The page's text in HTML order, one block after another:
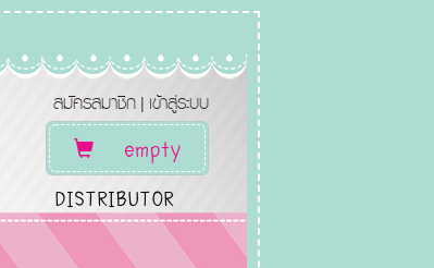
สมัครสมาชิก | เข้าสู่ระบบ
empty
DISTRIBUTOR